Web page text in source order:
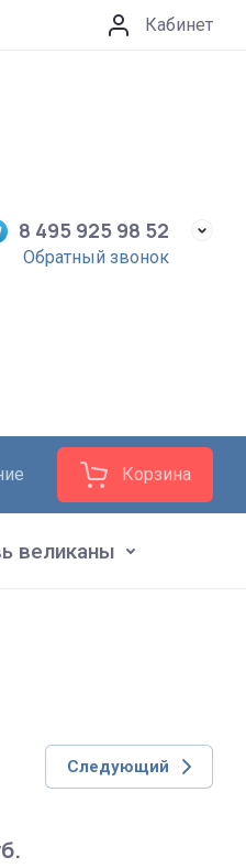
Кабинет
8 495 925 98 52
Обратный звонок
Корзина
великаны
Следующий